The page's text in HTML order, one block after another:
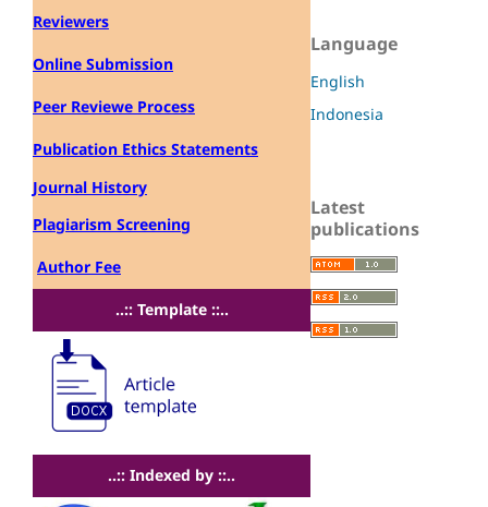
Reviewers
Online Submission
Peer Reviewe Process
Publication Ethics Statements
Journal History
Plagiarism Screening
Author Fee
..:: Template ::..
..:: Indexed by ::..
Language
English
Indonesia
Latest
publications